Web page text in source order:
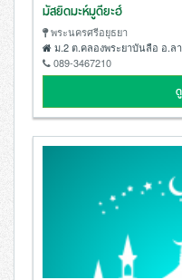
มัสยิดมะห์มูดียะฮ์
พระนครศรีอยุธยา
ม.2 ต.คลองพระยาบันลือ อ.ล
089-3467210